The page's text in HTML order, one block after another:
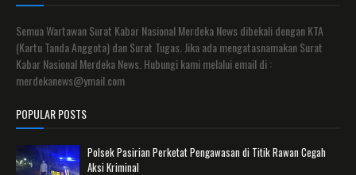
Semua Wartawan Surat Kabar Nasional Merdeka News dibekali dengan KTA
(Kartu Tanda Anggota) dan Surat Tugas. Jika ada mengatasnamakan Surat
Kabar Nasional Merdeka News. Hubungi kami melalui email di :
merdekanews@ymail.com
POPULAR POSTS
Polsek Pasirian Perketat Pengawasan di Titik Rawan Cegah
Aksi Kriminal